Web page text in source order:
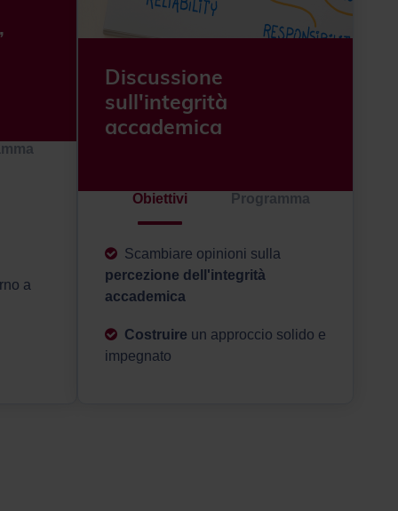
a
Discussione
sull'integrità
accademica
Obiettivi Programma
Scambiare opinioni sulla
percezione dell'integrità
accademica
Costruire un approccio solido e
impegnato